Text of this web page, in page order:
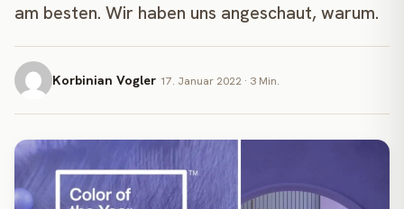
am besten. Wir haben uns angeschaut, warum.
Korbinian Vogler 17. Januar 2022 · 3 Min.